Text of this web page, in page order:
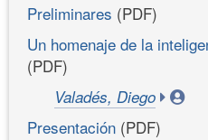
Preliminares (PDF)
Un homenaje de la
(PDF)
Valadés, Diego
Presentación (PDF)